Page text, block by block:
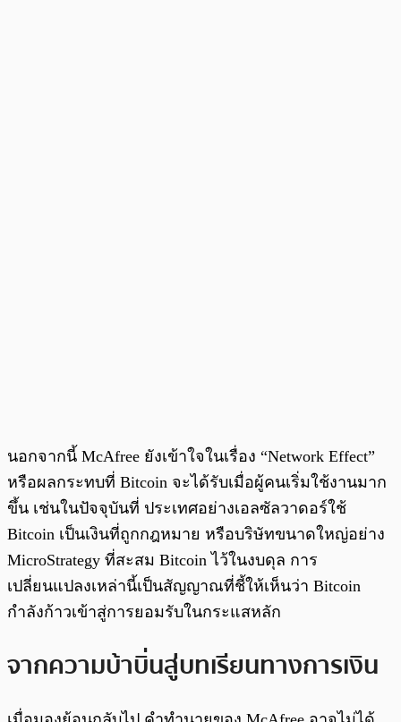
นอกจากนี้ McAfree ยังเข้าใจในเรื่อง “Network Effect”
หรือผลกระทบที่ Bitcoin จะได้รับเมื่อผู้คนเริ่มใช้งานมาก
ขึ้น เช่นในปัจจุบันที่ ประเทศอย่างเอลซัลวาดอร์ใช้
Bitcoin เป็นเงินที่ถูกกฎหมาย หรือบริษัทขนาดใหญ่อย่าง
MicroStrategy ที่สะสม Bitcoin ไว้ในงบดุล การ
เปลี่ยนแปลงเหล่านี้เป็นสัญญาณที่ชี้ให้เห็นว่า Bitcoin
กำลังก้าวเข้าสู่การยอมรับในกระแสหลัก
จากความบ้าบิ่นสู่บทเรียนทางการเงิน